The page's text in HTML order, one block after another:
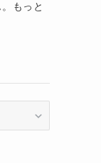
もっと